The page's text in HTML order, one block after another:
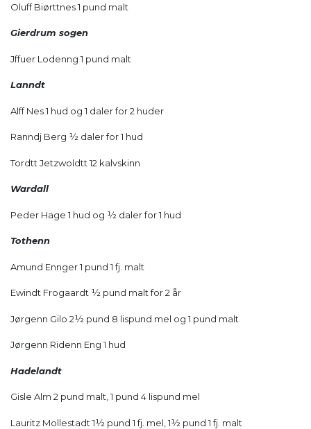
Oluff Biørttnes 1 pund malt
Gierdrum sogen
Jffuer Lodenng 1 pund malt
Lanndt
Alff Nes 1 hud og 1 daler for 2 huder
Ranndj Berg ½ daler for 1 hud
Tordtt Jetzwoldtt 12 kalvskinn
Wardall
Peder Hage 1 hud og ½ daler for 1 hud
Tothenn
Amund Ennger 1 pund 1 fj. malt
Ewindt Frogaardt ½ pund malt for 2 år
Jørgenn Gilo 2½ pund 8 lispund mel og 1 pund malt
Jørgenn Ridenn Eng 1 hud
Hadelandt
Gisle Alm 2 pund malt, 1 pund 4 lispund mel
Lauritz Mollestadt 1½ pund 1 fj. mel, 1½ pund 1 fj. malt